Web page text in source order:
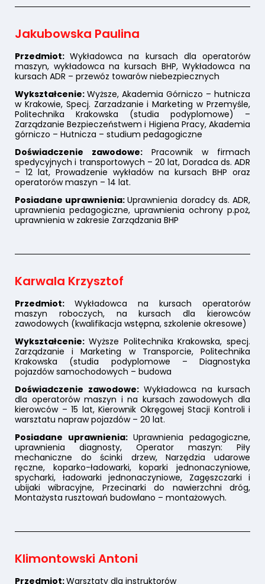
Jakubowska Paulina
Przedmiot:Wykładowca na kursach dla operatorów
maszyn, wykładowca na kursach BHP, Wykładowca na
kursach ADR – przewóz towarów niebezpiecznych
Wykształcenie: Wyższe, Akademia Górniczo – hutnicza
w Krakowie, Specj. Zarzadzanie i Marketing w Przemyśle,
Politechnika Krakowska (studia podyplomowe) –
Zarządzanie Bezpieczeństwem i Higiena Pracy, Akademia
górniczo – Hutnicza – studium pedagogiczne
Doświadczenie zawodowe: Pracownik w firmach
spedycyjnych i transportowych – 20 lat, Doradca ds. ADR
– 12 lat, Prowadzenie wykładów na kursach BHP oraz
operatorów maszyn – 14 lat.
Posiadane uprawnienia:Uprawnienia doradcy ds. ADR,
uprawnienia pedagogiczne, uprawnienia ochrony p.poż,
uprawnienia w zakresie Zarządzania BHP
Karwala Krzysztof
Przedmiot: Wykładowca na kursach operatorów
maszyn roboczych, na kursach dla kierowców
zawodowych (kwalifikacja wstępna, szkolenie okresowe)
Wykształcenie: Wyższe Politechnika Krakowska, specj.
Zarządzanie i Marketing w Transporcie, Politechnika
Krakowska (studia podyplomowe – Diagnostyka
pojazdów samochodowych – budowa
Doświadczenie zawodowe: Wykładowca na kursach
dla operatorów maszyn i na kursach zawodowych dla
kierowców – 15 lat, Kierownik Okręgowej Stacji Kontroli i
warsztatu napraw pojazdów – 20 lat.
Posiadane uprawnienia: Uprawnienia pedagogiczne,
uprawnienia diagnosty, Operator maszyn: Piły
mechaniczne do ścinki drzew, Narzędzia udarowe
ręczne, koparko-ładowarki, koparki jednonaczyniowe,
spycharki, ładowarki jednonaczyniowe, Zagęszczarki i
ubijaki wibracyjne, Przecinarki do nawierzchni dróg,
Montażysta rusztowań budowlano – montażowych.
Klimontowski Antoni
Przedmiot:Warsztaty dla instruktorów